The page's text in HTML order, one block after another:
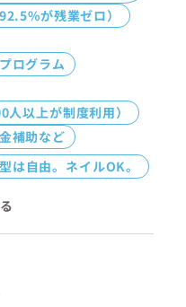
が残業ゼロ）
ログラム
以上が制度利用）
補助など
は自由。ネイルOK。